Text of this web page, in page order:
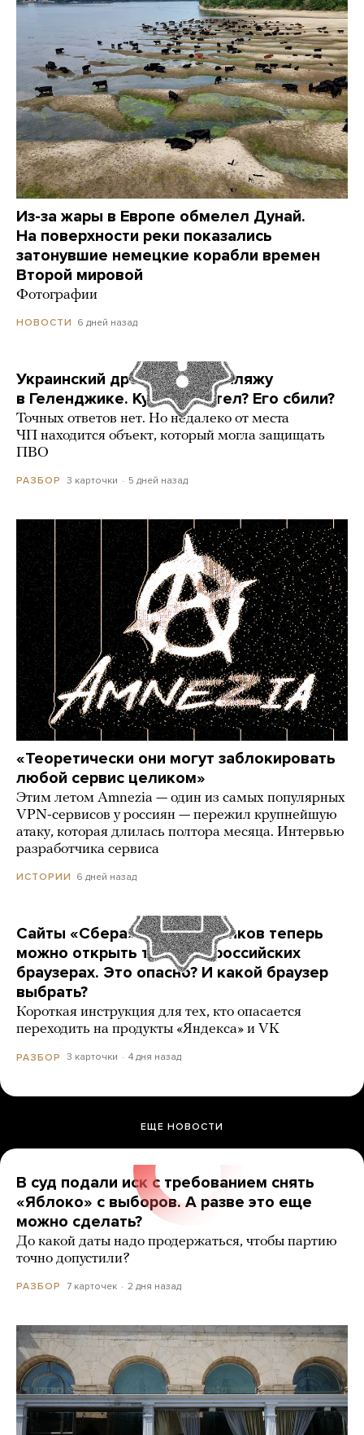
Из-за жары в Европе обмелел Дунай.
На поверхности реки показались
затонувшие немецкие корабли времен
Второй мировой
Фотографии
НОВОСТИ 6 дней назад
Украинский дрон попал по пляжу
в Геленджике. Куда он летел? Его сбили?
Точных ответов нет. Но недалеко от места
ЧП находится объект, который могла защищать
ПВО
РАЗБОР 3 карточки 5 дней назад
«Теоретически они могут заблокировать
любой сервис целиком»
Этим летом Amnezia — один из самых популярных
VPN-сервисов у россиян — пережил крупнейшую
атаку, которая длилась полтора месяца. Интервью
разработчика сервиса
ИСТОРИИ 6 дней назад
Сайты «Сбера» и других банков теперь
можно открыть только в российских
браузерах. Это опасно? И какой браузер
выбрать?
Короткая инструкция для тех, кто опасается
переходить на продукты «Яндекса» и VK
РАЗБОР 3 карточки 4 дня назад
ЕЩЕ НОВОСТИ
В суд подали иск с требованием снять
«Яблоко» с выборов. А разве это еще
можно сделать?
До какой даты надо продержаться, чтобы партию
точно допустили?
РАЗБОР 7 карточек 2 дня назад